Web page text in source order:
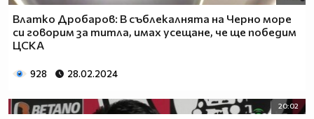
Влатко Дробаров: В съблекалнята на Черно море
си говорим за титла, имах усещане, че ще победим
ЦСКА
928 28.02.2024
20:02